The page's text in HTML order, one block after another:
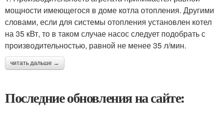
мощности имеющегося в доме котла отопления. Другими
словами, если для системы отопления установлен котел
на 35 кВт, то в таком случае насос следует подобрать с
производительностью, равной не менее 35 л/мин.
читать дальше →
Последние обновления на сайте: